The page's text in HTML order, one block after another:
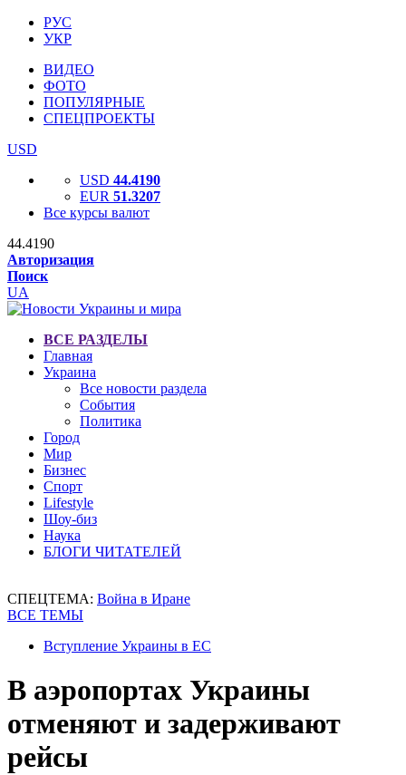
РУС
УКР
ВИДЕО
ФОТО
ПОПУЛЯРНЫЕ
СПЕЦПРОЕКТЫ
USD
USD 44.4190
EUR 51.3207
Все курсы валют
44.4190
Авторизация
Поиск
UA
ВСЕ РАЗДЕЛЫ
Главная
Украина
Все новости раздела
События
Политика
Город
Мир
Бизнес
Спорт
Lifestyle
Шоу-биз
Наука
БЛОГИ ЧИТАТЕЛЕЙ
СПЕЦТЕМА: Война в Иране
ВСЕ ТЕМЫ
Вступление Украины в ЕС
В аэропортах Украины
отменяют и задерживают
рейсы